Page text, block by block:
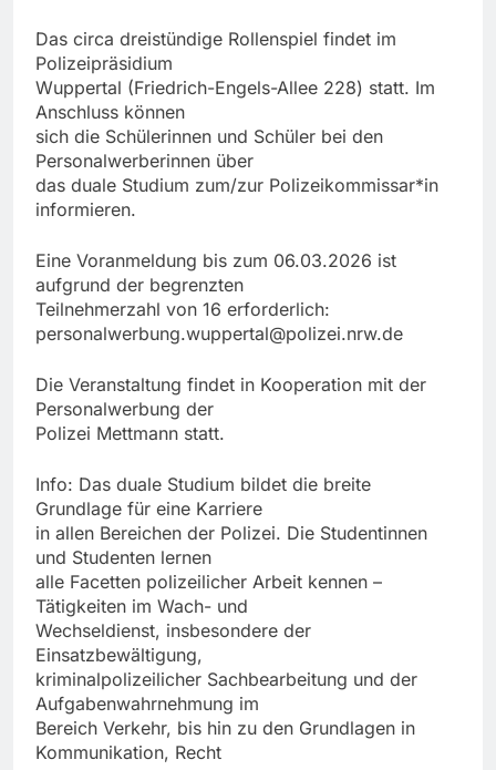
Das circa dreistündige Rollenspiel findet im
Polizeipräsidium
Wuppertal (Friedrich-Engels-Allee 228) statt. Im
Anschluss können
sich die Schülerinnen und Schüler bei den
Personalwerberinnen über
das duale Studium zum/zur Polizeikommissar*in
informieren.
Eine Voranmeldung bis zum 06.03.2026 ist
aufgrund der begrenzten
Teilnehmerzahl von 16 erforderlich:
personalwerbung.wuppertal@polizei.nrw.de
Die Veranstaltung findet in Kooperation mit der
Personalwerbung der
Polizei Mettmann statt.
Info: Das duale Studium bildet die breite
Grundlage für eine Karriere
in allen Bereichen der Polizei. Die Studentinnen
und Studenten lernen
alle Facetten polizeilicher Arbeit kennen –
Tätigkeiten im Wach- und
Wechseldienst, insbesondere der
Einsatzbewältigung,
kriminalpolizeilicher Sachbearbeitung und der
Aufgabenwahrnehmung im
Bereich Verkehr, bis hin zu den Grundlagen in
Kommunikation, Recht